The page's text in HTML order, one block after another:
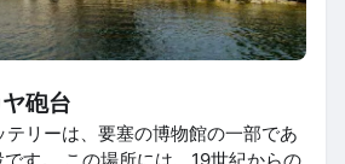
砲台
リーは、要塞の博物館の一部であ